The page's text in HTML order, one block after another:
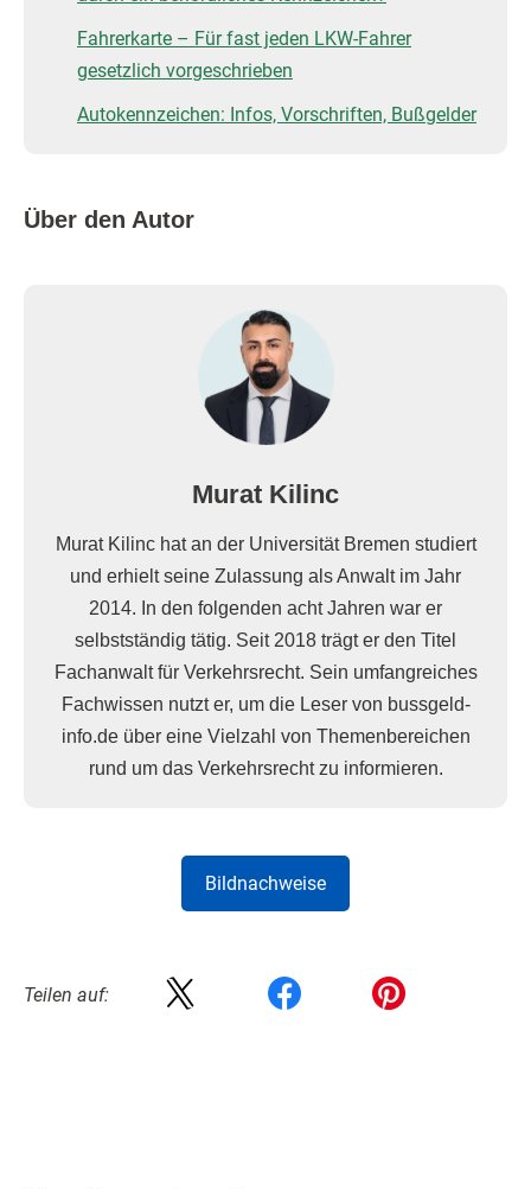
Fahrerkarte – Für fast jeden LKW-Fahrer
gesetzlich vorgeschrieben
Autokennzeichen: Infos, Vorschriften, Bußgelder
Über den Autor
Murat Kilinc
Murat Kilinc hat an der Universität Bremen studiert
und erhielt seine Zulassung als Anwalt im Jahr
2014. In den folgenden acht Jahren war er
selbstständig tätig. Seit 2018 trägt er den Titel
Fachanwalt für Verkehrsrecht. Sein umfangreiches
Fachwissen nutzt er, um die Leser von bussgeld-
info.de über eine Vielzahl von Themenbereichen
rund um das Verkehrsrecht zu informieren.
Bildnachweise
Teilen auf: